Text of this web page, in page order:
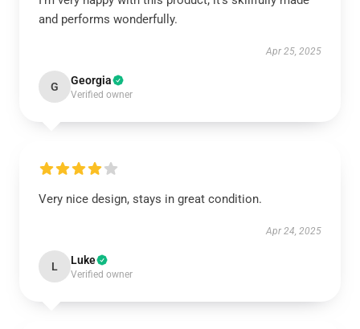
and performs wonderfully.
Apr 25, 2025
G Georgia
Verified owner
Very nice design, stays in great condition.
Apr 24, 2025
L Luke
Verified owner